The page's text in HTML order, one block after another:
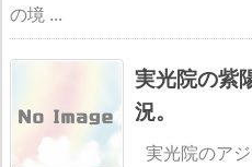
の境 ...
実光院の紫
況。
実光院のア